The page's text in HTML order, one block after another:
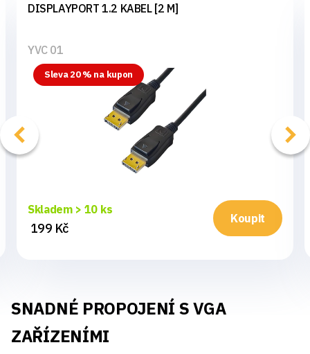
DISPLAYPORT 1.2 KABEL [2 M]
YVC 01
Sleva 20 % na kupon
Skladem > 10 ks
199 Kč
Koupit
SNADNÉ PROPOJENÍ S VGA
ZAŘÍZENÍMI